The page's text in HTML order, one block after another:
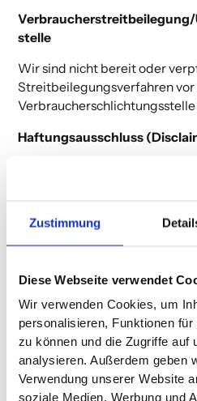
Zustimmung
Diese Webseite verwendet
Wir verwenden Cookies, um
personalisieren, Funktionen
zu können und die Zugriffe auf
analysieren. Außerdem geben
Verwendung unserer Website
soziale Medien, Werbung und
stelle
Wir sind nicht bereit oder
Streitbeilegungsverfahren vor
Haftungsausschluss
eigene Inhalte auf diesen
oder gespeicherte fremde
eine rechtswidrige Tätigkeit
zur Entfernung oder
Informationen nach den
hiervon unberührt. Eine
jedoch erst ab dem Zeitpunkt